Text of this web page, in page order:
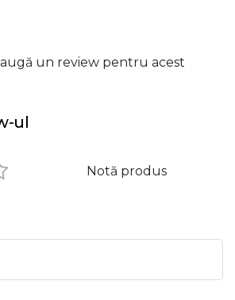
un review pentru acest
ul
Notă produs